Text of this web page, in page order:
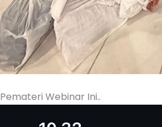
Pemateri Webinar Ini..